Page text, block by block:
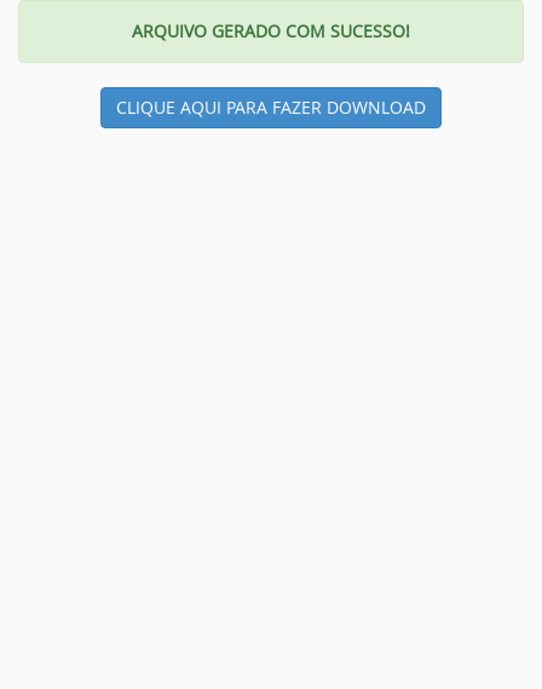
ARQUIVO GERADO COM SUCESSO!
CLIQUE AQUI PARA FAZER DOWNLOAD